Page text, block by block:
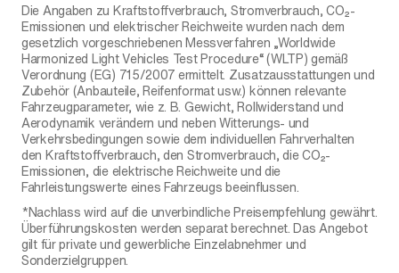
Die Angaben zu Kraftstoffverbrauch, Stromverbrauch, CO₂-
Emissionen und elektrischer Reichweite wurden nach dem
gesetzlich vorgeschriebenen Messverfahren „Worldwide
Harmonized Light Vehicles Test Procedure“ (WLTP) gemäß
Verordnung (EG) 715/2007 ermittelt. Zusatzausstattungen und
Zubehör (Anbauteile, Reifenformat usw.) können relevante
Fahrzeugparameter, wie z. B. Gewicht, Rollwiderstand und
Aerodynamik verändern und neben Witterungs- und
Verkehrsbedingungen sowie dem individuellen Fahrverhalten
den Kraftstoffverbrauch, den Stromverbrauch, die CO₂-
Emissionen, die elektrische Reichweite und die
Fahrleistungswerte eines Fahrzeugs beeinflussen.
*Nachlass wird auf die unverbindliche Preisempfehlung gewährt.
Überführungskosten werden separat berechnet. Das Angebot
gilt für private und gewerbliche Einzelabnehmer und
Sonderzielgruppen.